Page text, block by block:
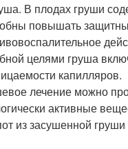
В плодах груши
повышать
целями груша
капилляров.
лечение можно
активные
из засушенной груши